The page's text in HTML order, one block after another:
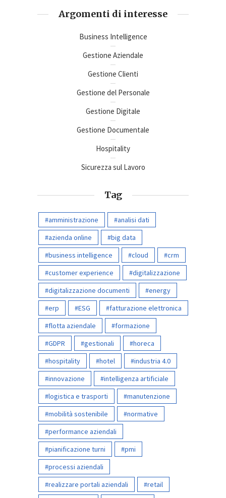
Argomenti di interesse
Business Intelligence
Gestione Aziendale
Gestione Clienti
Gestione del Personale
Gestione Digitale
Gestione Documentale
Hospitality
Sicurezza sul Lavoro
Tag
amministrazione
analisi dati
azienda online
big data
business intelligence
cloud
crm
customer experience
digitalizzazione
digitalizzazione documenti
energy
erp
ESG
fatturazione elettronica
flotta aziendale
formazione
GDPR
gestionali
horeca
hospitality
hotel
industria 4.0
innovazione
intelligenza artificiale
logistica e trasporti
manutenzione
mobilità sostenibile
normative
performance aziendali
pianificazione turni
pmi
processi aziendali
realizzare portali aziendali
retail